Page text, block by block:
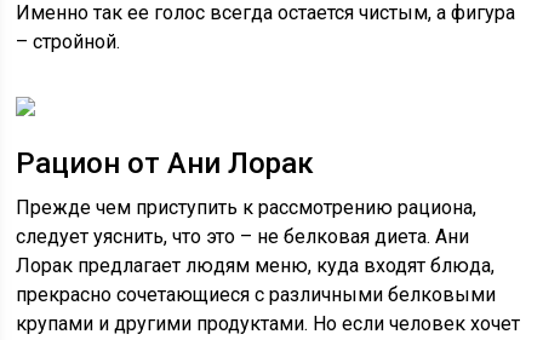
Именно так ее голос всегда остается чистым, а фигура
– стройной.
Рацион от Ани Лорак
Прежде чем приступить к рассмотрению рациона,
следует уяснить, что это – не белковая диета. Ани
Лорак предлагает людям меню, куда входят блюда,
прекрасно сочетающиеся с различными белковыми
крупами и другими продуктами. Но если человек хочет